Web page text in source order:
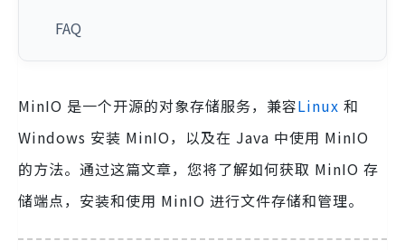
FAQ
MinIO 是一个开源的对象存储服务，兼容Linux 和
Windows 安装 MinIO，以及在 Java 中使用 MinIO
的方法。通过这篇文章，您将了解如何获取 MinIO 存
储端点，安装和使用 MinIO 进行文件存储和管理。